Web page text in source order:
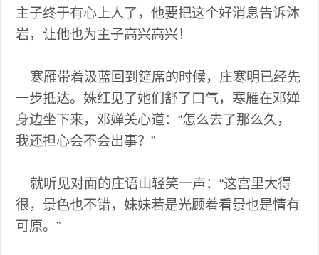
主子终于有心上人了，他要把这个好消息告诉沐
岩，让他也为主子高兴高兴！
寒雁带着汲蓝回到筵席的时候，庄寒明已经先
一步抵达。姝红见了她们舒了口气，寒雁在邓婵
身边坐下来，邓婵关心道：“怎么去了那么久，
我还担心会不会出事？”
就听见对面的庄语山轻笑一声：“这宫里大得
很，景色也不错，妹妹若是光顾着看景也是情有
可原。”